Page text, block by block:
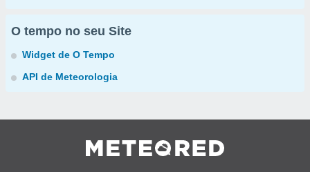
O tempo no seu Site
Widget de O Tempo
API de Meteorologia